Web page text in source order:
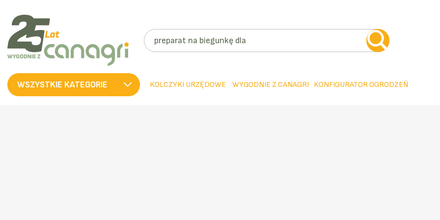
SZUKAJ
WSZYSTKIE KATEGORIE KOLCZYKI URZĘDOWE WYGODNIE Z CANAGRI KONFIGURATOR OGRODZEŃ